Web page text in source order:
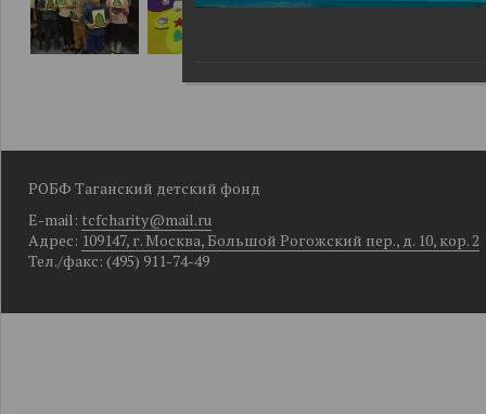
РОБФ Таганский детский фонд
E-mail: tcfcharity@mail.ru
Адрес: 109147, г. Москва, Большой Рогожский пер., д. 10, кор. 2
Тел./факс: (495) 911-74-49